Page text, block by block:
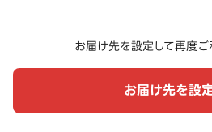
お届け先を設定して再度ご
お届け先を設